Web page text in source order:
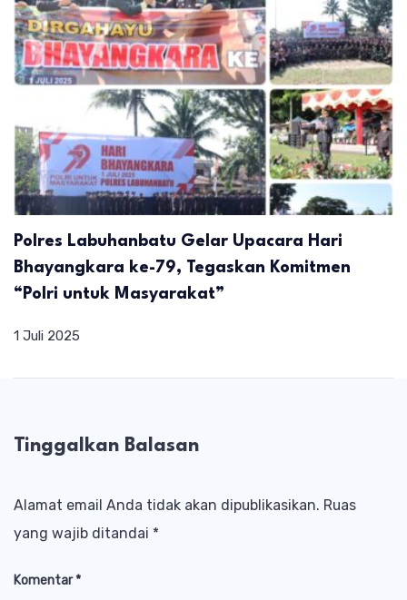
Polres Labuhanbatu Gelar Upacara Hari
Bhayangkara ke-79, Tegaskan Komitmen
“Polri untuk Masyarakat”
1 Juli 2025
Tinggalkan Balasan
Alamat email Anda tidak akan dipublikasikan. Ruas
yang wajib ditandai *
Komentar*